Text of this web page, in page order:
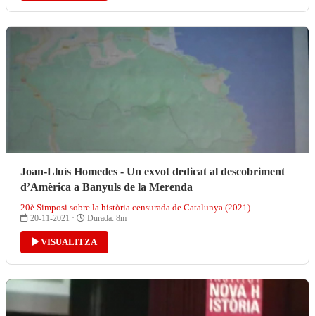
Joan-Lluís Homedes - Un exvot dedicat al descobriment
d’Amèrica a Banyuls de la Merenda
20è Simposi sobre la història censurada de Catalunya (2021)
20-11-2021 · Durada: 8m
VISUALITZA